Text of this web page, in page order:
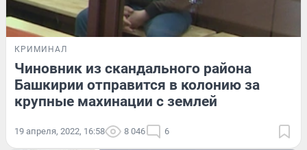
КРИМИНАЛ
Чиновник из скандального района
Башкирии отправится в колонию за
крупные махинации с землей
19 апреля, 2022, 16:58 8 046 6